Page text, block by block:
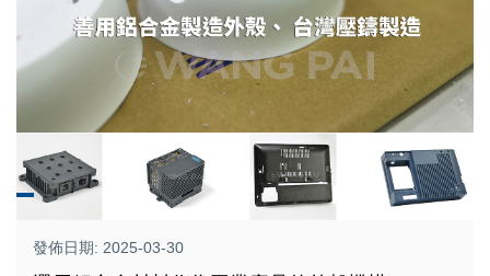
發佈日期: 2025-03-30